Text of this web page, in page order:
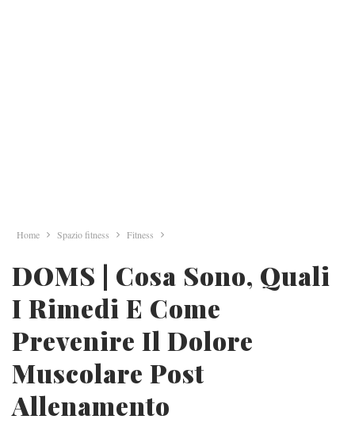
Home Spazio fitness Fitness
DOMS | Cosa Sono, Quali
I Rimedi E Come
Prevenire Il Dolore
Muscolare Post
Allenamento